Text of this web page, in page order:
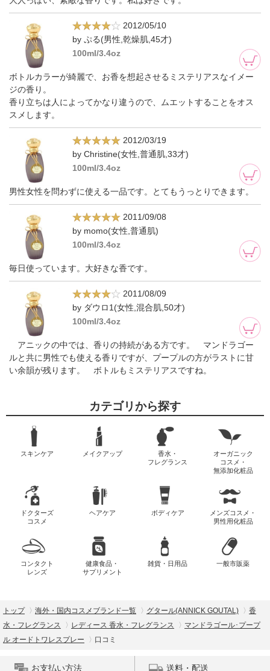
2012/05/10
by ぷる(男性,乾燥肌,45才)
100ml/3.4oz
ボトルカラーが綺麗で、お香を想起させるミステリアスなイメー
ジの香り。
香り立ちは人によってかなり違うので、ムエットすることをオス
スメします。
2012/03/19
by Christine(女性,普通肌,33才)
100ml/3.4oz
男性女性を問わずに使える一品です。とてもうっとりできます。
2011/09/08
by momo(女性,普通肌)
100ml/3.4oz
毎日使っています。大好きな香です。
2011/08/09
by ダウロ1(女性,混合肌,50才)
100ml/3.4oz
アニックの中では、香りの持続がある方です。 マンドラゴー
ルと共に男性でも使える香りですが、プープルの方がラストに甘
い余韻が残ります。 ボトルもミステリアスですね。
カテゴリから探す
スキンケア メイクアップ
香水・
フレグランス
オーガニック
コスメ・
無添加化粧品
ドクターズ
コスメ
ヘアケア ボディケア
メンズコスメ・
男性用化粧品
コンタクト
レンズ
健康食品・
サプリメント
雑貨・日用品 一般市販薬
トップ 海外・国内コスメブランド一覧 グタール(ANNICK GOUTAL)
香
水・フレグランス
レディース 香水・フレグランス
マンドラゴール･プープ
ル オードトワレスプレー
口コミ
お支払い方法 送料・配送